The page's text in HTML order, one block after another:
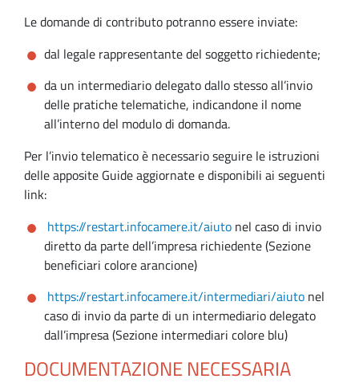
Le domande di contributo potranno essere inviate:
dal legale rappresentante del soggetto richiedente;
da un intermediario delegato dallo stesso all’invio
delle pratiche telematiche, indicandone il nome
all’interno del modulo di domanda.
Per l’invio telematico è necessario seguire le istruzioni
delle apposite Guide aggiornate e disponibili ai seguenti
link:
https://restart.infocamere.it/aiuto nel caso di invio
diretto da parte dell’impresa richiedente (Sezione
beneficiari colore arancione)
https://restart.infocamere.it/intermediari/aiuto nel
caso di invio da parte di un intermediario delegato
dall’impresa (Sezione intermediari colore blu)
DOCUMENTAZIONE NECESSARIA